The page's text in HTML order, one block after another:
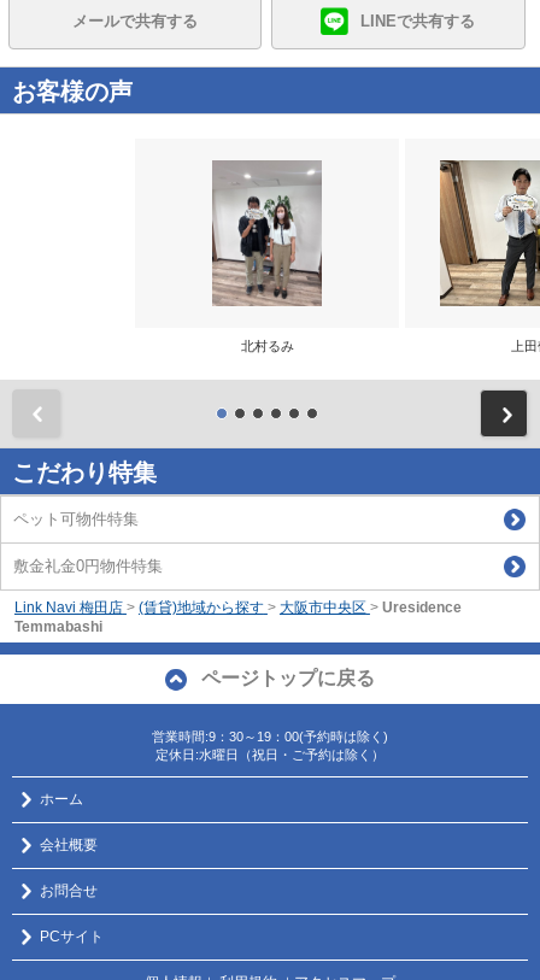
メールで共有する LINEで共有する
お客様の声
北村るみ 上
こだわり特集
ペット可物件特集
敷金礼金0円物件特集
Link Navi 梅田店 > (賃貸)地域から探す > 大阪市中央区 > Uresidence
Temmabashi
ページトップに戻る
営業時間:9：30～19：00(予約時は除く)
定休日:水曜日（祝日・ご予約は除く）
ホーム
会社概要
お問合せ
PCサイト